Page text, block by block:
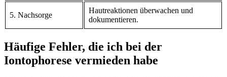
5.​ Nachsorge
Hautreaktionen überwachen ⁤und
dokumentieren.
Häufige Fehler, die ich bei der
Iontophorese vermieden ‍habe